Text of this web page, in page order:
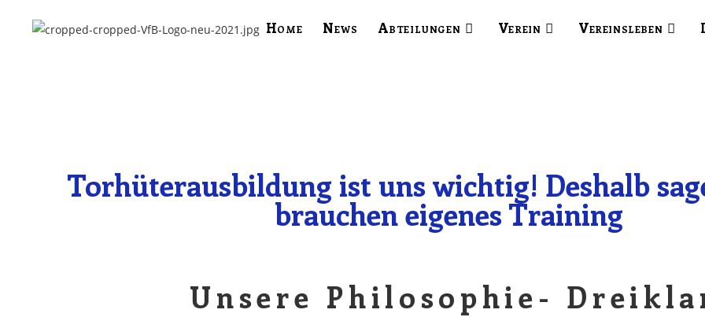
Home News Abteilungen Verein Vereinsleben
Torhüterausbildung ist uns wichtig! Deshalb
brauchen eigenes Training
Unsere Philosophie-